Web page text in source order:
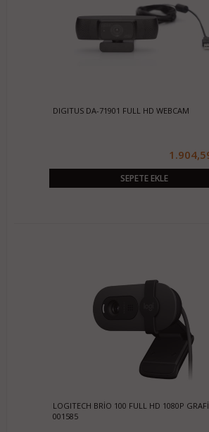
DIGITUS DA-71901 FULL HD WEBCAM
SEPETE EKLE
LOGITECH BRİO 100 FULL HD 1080P
001585